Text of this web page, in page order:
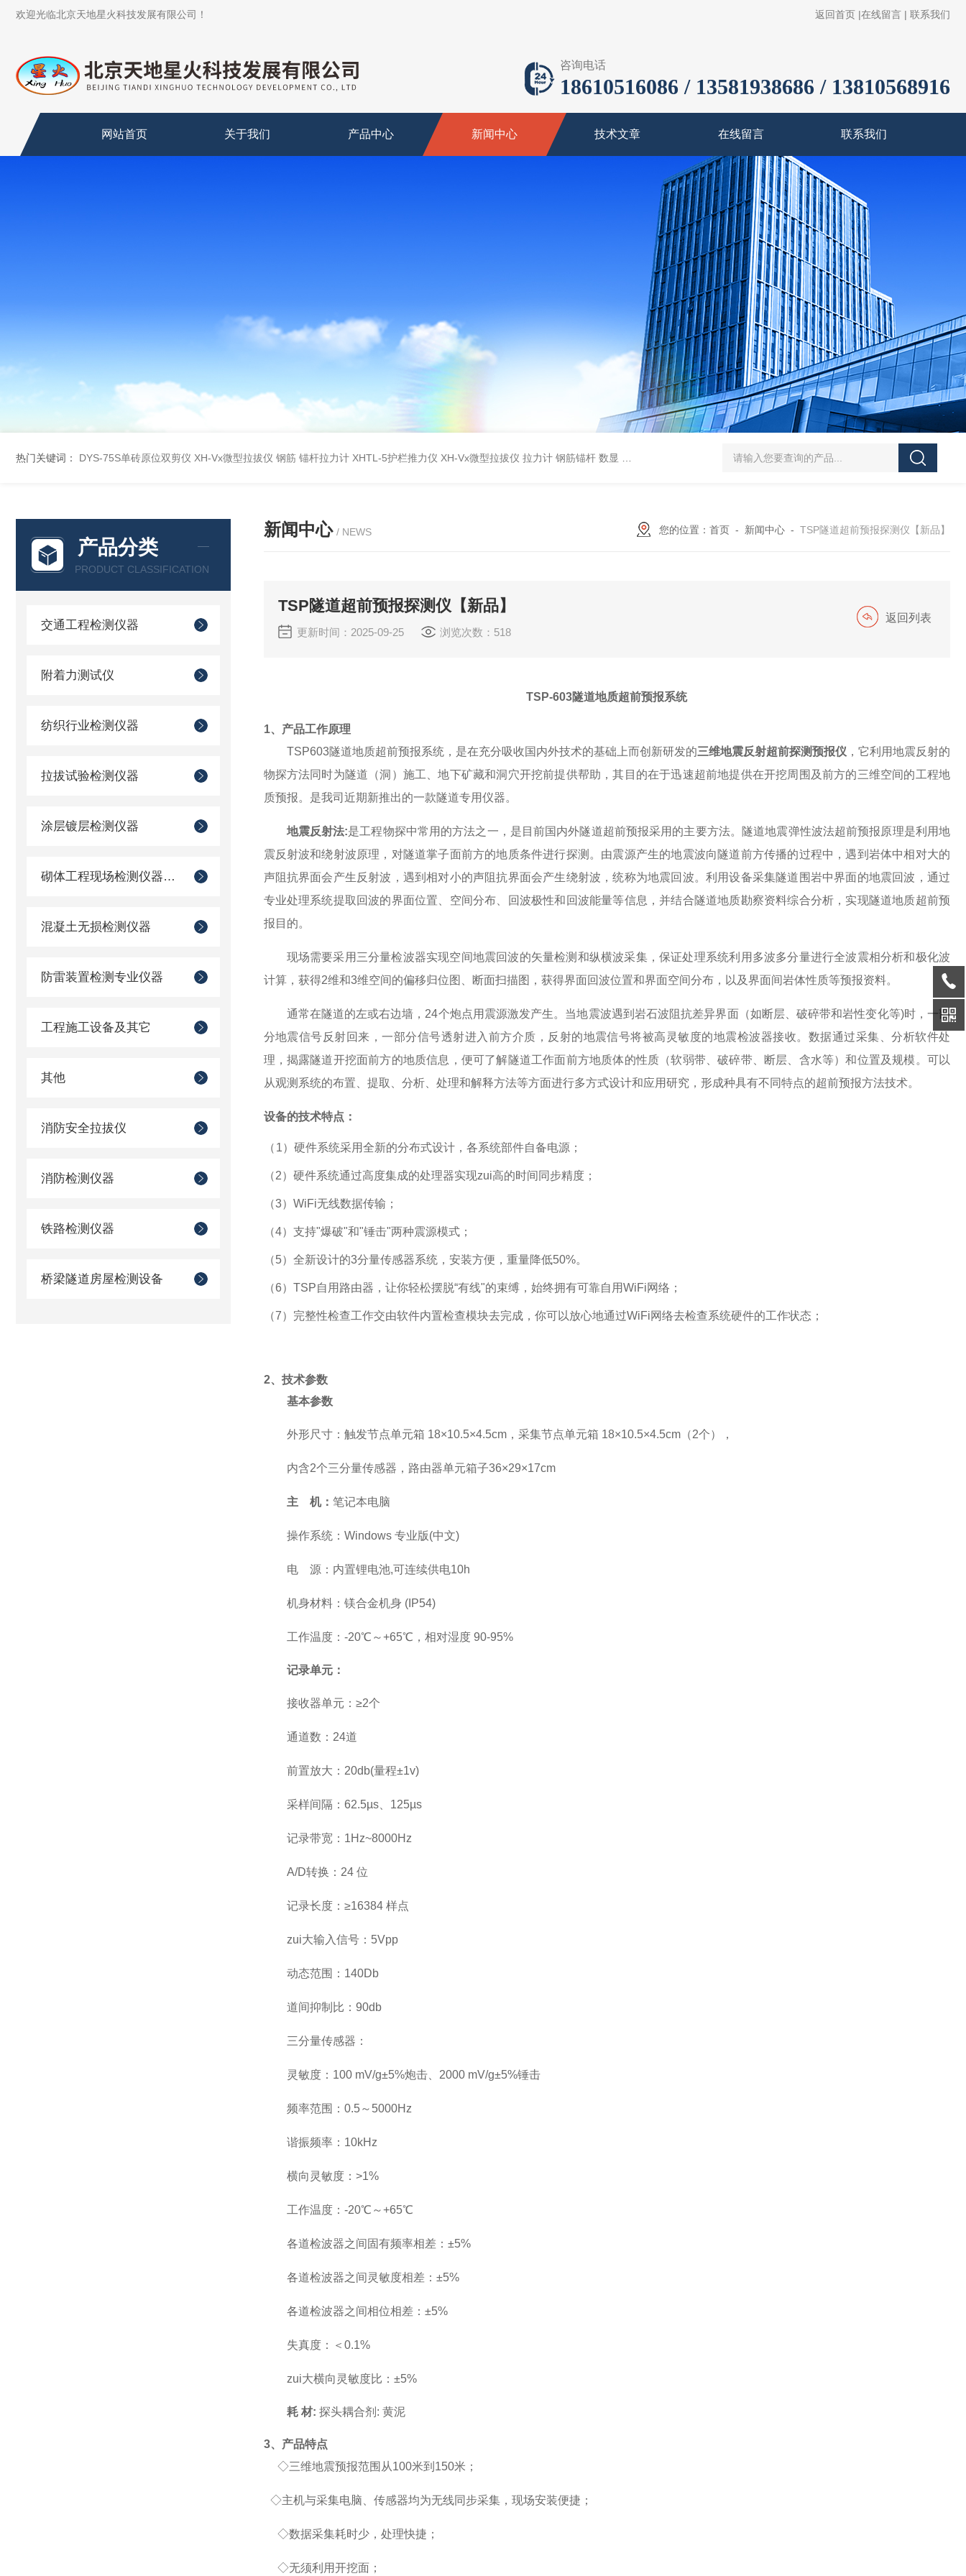
欢迎光临北京天地星火科技发展有限公司！ 返回首页 |在线留言 | 联系我们
咨询电话
18610516086 / 13581938686 / 13810568916
网站首页 关于我们 产品中心 新闻中心 技术文章 在线留言 联系我们
热门关键词： DYS-75S单砖原位双剪仪 XH-Vx微型拉拔仪 钢筋 锚杆拉力计 XHTL-5护栏推力仪 XH-Vx微型拉拔仪 拉力计 钢筋锚杆 数显 QCJ-50/100型漆膜落锤冲击测试仪交通U型板 ZTT-970C通信管道静摩擦系
产品分类
PRODUCT CLASSIFICATION
交通工程检测仪器
附着力测试仪
纺织行业检测仪器
拉拔试验检测仪器
涂层镀层检测仪器
砌体工程现场检测仪器仪表
混凝土无损检测仪器
防雷装置检测专业仪器
工程施工设备及其它
其他
消防安全拉拔仪
消防检测仪器
铁路检测仪器
桥梁隧道房屋检测设备
新闻中心 / NEWS 您的位置： 首页 - 新闻中心 - TSP隧道超前预报探测仪【新品】
TSP隧道超前预报探测仪【新品】
更新时间：2025-09-25 浏览次数：518
返回列表
TSP-603隧道地质超前预报系统
1、产品工作原理
TSP603隧道地质超前预报系统，是在充分吸收国内外技术的基础上而创新研发的三维地震反射超前探测预报仪 ，它利用地震反射的
物探方法同时为隧道（洞）施工、地下矿藏和洞穴开挖前提供帮助，其目的在于迅速超前地提供在开挖周围及前方的三维空间的工程地
质预报。是我司近期新推出的一款隧道专用仪器。
地震反射法:是工程物探中常用的方法之一，是目前国内外隧道超前预报采用的主要方法。 隧道地震弹性波法超前预报原理是利用地
震反射波和绕射波原理，对隧道掌子面前方的地质条件进行探测。由震源产生的地震波向隧道前方传播的过程中，遇到岩体中相对大的
声阻抗界面会产生反射波，遇到相对小的声阻抗界面会产生绕射波，统称为地震回波。利用设备采集隧道围岩中界面的地震回波， 通过
专业处理系统提取回波的界面位置、空间分布、回波极性和回波能量等信息，并结合隧道地质勘察资料综合分析，实现隧道地质超前预
报目的。
现场需要采用三分量检波器实现空间地震回波的矢量检测和纵横波采集，保证处理系统利用多波多分量进行全波震相分析和极化波
计算，获得2维和3维空间的偏移归位图、断面扫描图，获得界面回波位置和界面空间分布，以及界面间岩体性质等预报资料。
通常在隧道的左或右边墙， 24个炮点用震源激发产生。当地震波遇到岩石波阻抗差异界面（如断层、破碎带和岩性变化等)时，一部
分地震信号反射回来，一部分信号透射进入前方介质，反射的地震信号将被高灵敏度的地震检波器接收。数据通过采集、分析软件处
理，揭露隧道开挖面前方的地质信息，便可了解隧道工作面前方地质体的性质（软弱带、破碎带、断层、含水等）和位置及规模。可以
从观测系统的布置、提取、分析、处理和解释方法等方面进行多方式设计和应用研究，形成种具有不同特点的超前预报方法技术。
设备的技术特点：
（ 1）硬件系统采用全新的分布式设计，各系统部件自备电源；
（2）硬件系统通过高度集成的处理器实现zui高的时间同步精度；
（3）WiFi无线数据传输；
（4）支持"爆破"和"锤击"两种震源模式；
（5）全新设计的3分量传感器系统，安装方便，重量降低50%。
（6） TSP自用路由器，让你轻松摆脱“有线"的束缚，始终拥有可靠自用WiFi网络；
（7）完整性检查工作交由软件内置检查模块去完成，你可以放心地通过WiFi网络去检查系统硬件的工作状态；
2、 技术参数
基本参数
外形尺寸：触发节点单元箱 18×10.5×4.5cm，采集节点单元箱 18×10.5×4.5cm（2个），
内含2个三分量传感器，路由器单元箱子36×29×17cm
主 机： 笔记本电脑
操作系统： Windows 专业版(中文)
电 源：内置锂电池,可连续供电10h
机身材料：镁合金机身 (IP54)
工作温度： -20℃～+65℃，相对湿度 90-95%
记录单元：
接收器单元： ≥2个
通道数： 24道
前置放大： 20d b(量程±1v)
采样间隔： 62.5µs、125µs
记录带宽： 1Hz~8000Hz
A/D转换： 24 位
记录长度： ≥16384 样点
zui大输入信号： 5Vpp
动态范围： 140Db
道间抑制比： 90db
三分量传感器：
灵敏度： 100 mV/g±5%炮击、 2000 mV/g±5%锤击
频率范围： 0.5～5000Hz
谐振频率： 10kHz
横向灵敏度： >1%
工作温度： -20℃～+65℃
各道检波器之间固有频率相差： ±5%
各道检波器之间灵敏度相差： ±5%
各道检波器之间相位相差： ±5%
失真度：＜ 0.1%
zui大横向灵敏度比： ±5%
耗 材: 探头耦合剂 : 黄泥
3、产品特点
◇三维地震预报范围从100米到150米；
◇主机与采集电脑、传感器均为无线同步采集，现场安装便捷；
◇数据采集耗时少，处理快捷；
◇无须利用开挖面；